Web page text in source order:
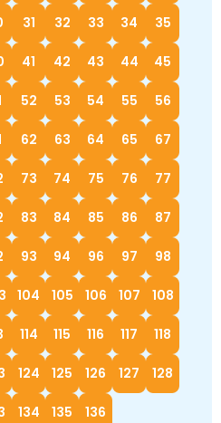
31 32 33 34 35
41 42 43 44 45
52 53 54 55 56
62 63 64 65 67
73 74 75 76 77
83 84 85 86 87
93 94 96 97 98
104 105 106 107 108
114 115 116 117 118
124 125 126 127 128
134 135 136